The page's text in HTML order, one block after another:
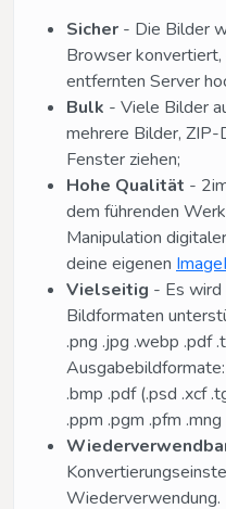
Sicher - Die Bilder
Browser konvertiert,
entfernten Server
Bulk - Viele Bilder
mehrere Bilder,
Fenster ziehen;
Hohe Qualität -
dem führenden
Manipulation
deine eigenen
Vielseitig - Es
Bildformaten
.png .jpg .webp .pdf
.bmp .pdf (.psd .xcf
.ppm .pgm .pfm
Wiederverwendung.